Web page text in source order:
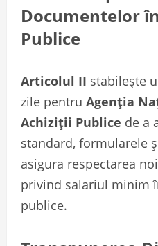
Documentelor
Publice
Articolul II stabilește
zile pentru Agenția
Achiziții Publice de a
standard, formularele
asigura respectarea
privind salariul minim
publice.